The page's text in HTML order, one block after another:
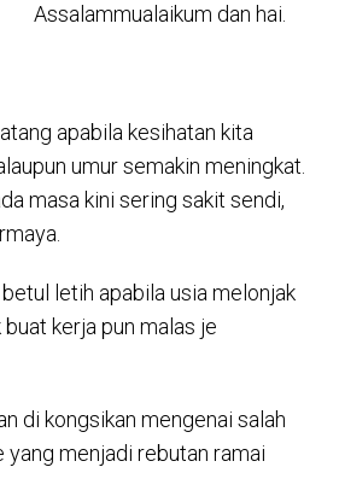
Assalammualaikum dan hai.
apabila kesihatan kita
umur semakin meningkat.
masa kini sering sakit sendi,
letih apabila usia melonjak
kerja pun malas je
di kongsikan mengenai salah
menjadi rebutan ramai